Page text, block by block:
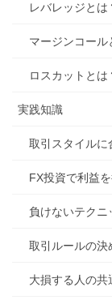
レバレッジとは
マージンコール
ロスカットとは
実践知識
取引スタイルに
FX投資で利益を
負けないテクニ
取引ルールの決
大損する人の共